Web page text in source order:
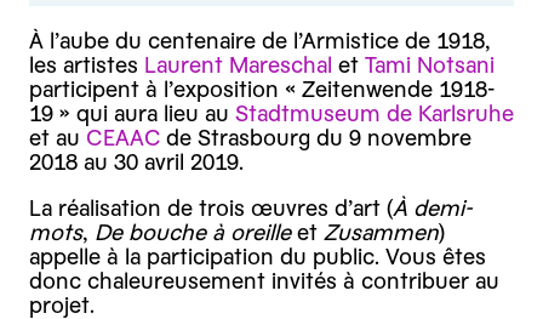
À l’aube du centenaire de l’Armistice de 1918,
les artistes Laurent Mareschal et Tami Notsani
participent à l’exposition « Zeitenwende 1918-
19 » qui aura lieu au Stadtmuseum de Karlsruhe
et au CEAAC de Strasbourg du 9 novembre
2018 au 30 avril 2019.
La réalisation de trois œuvres d’art (À demi-
mots, De bouche à oreilleet Zusammen)
appelle à la participation du public. Vous êtes
donc chaleureusement invités à contribuer au
projet.